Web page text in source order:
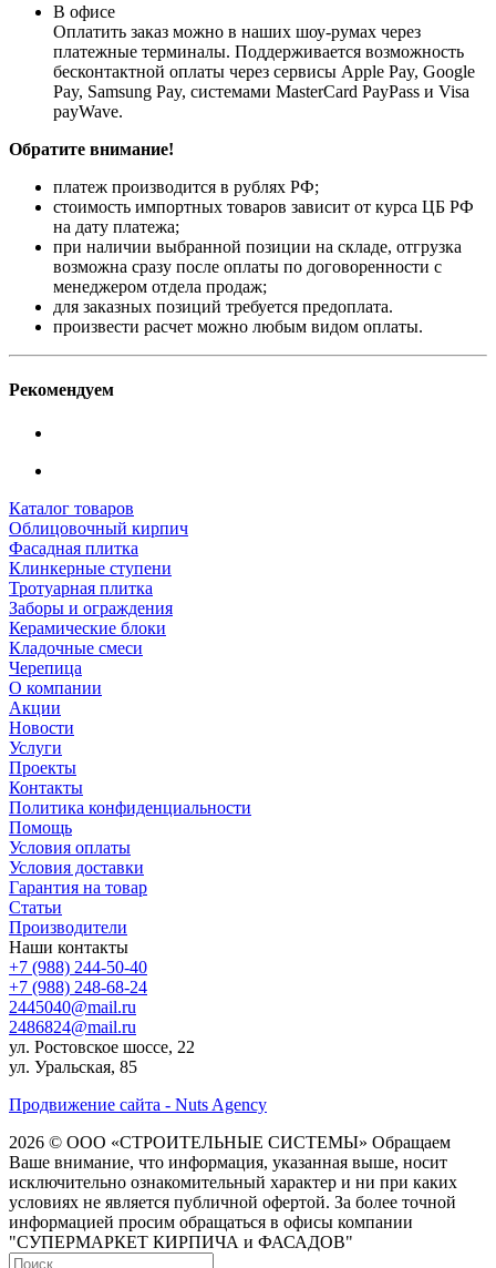
В офисе
Оплатить заказ можно в наших шоу-румах через
платежные терминалы. Поддерживается возможность
бесконтактной оплаты через сервисы Apple Pay, Google
Pay, Samsung Pay, системами MasterCard PayPass и Visa
payWave.
Обратите внимание!
платеж производится в рублях РФ;
стоимость импортных товаров зависит от курса ЦБ РФ
на дату платежа;
при наличии выбранной позиции на складе, отгрузка
возможна сразу после оплаты по договоренности с
менеджером отдела продаж;
для заказных позиций требуется предоплата.
произвести расчет можно любым видом оплаты.
Рекомендуем
Каталог товаров
Облицовочный кирпич
Фасадная плитка
Клинкерные ступени
Тротуарная плитка
Заборы и ограждения
Керамические блоки
Кладочные смеси
Черепица
О компании
Акции
Новости
Услуги
Проекты
Контакты
Политика конфиденциальности
Помощь
Условия оплаты
Условия доставки
Гарантия на товар
Статьи
Производители
Наши контакты
+7 (988) 244-50-40
+7 (988) 248-68-24
2445040@mail.ru
2486824@mail.ru
ул. Ростовское шоссе, 22
ул. Уральская, 85
Продвижение сайта - Nuts Agency
2026 © ООО «СТРОИТЕЛЬНЫЕ СИСТЕМЫ» Обращаем
Ваше внимание, что информация, указанная выше, носит
исключительно ознакомительный характер и ни при каких
условиях не является публичной офертой. За более точной
информацией просим обращаться в офисы компании
"СУПЕРМАРКЕТ КИРПИЧА и ФАСАДОВ"